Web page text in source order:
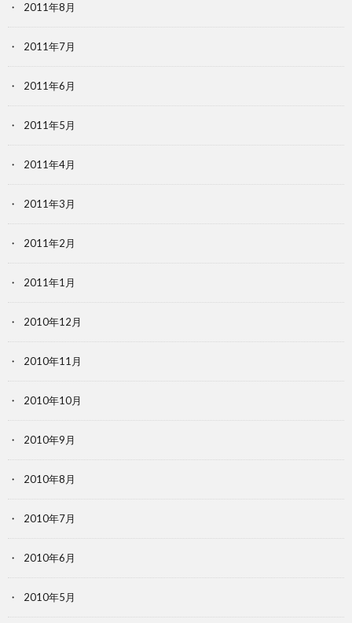
2011年8月
2011年7月
2011年6月
2011年5月
2011年4月
2011年3月
2011年2月
2011年1月
2010年12月
2010年11月
2010年10月
2010年9月
2010年8月
2010年7月
2010年6月
2010年5月